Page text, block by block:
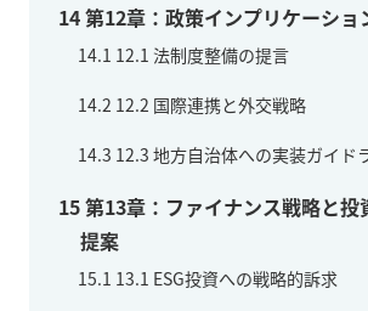
14第12章：政策インプリケーショ
14.1 12.1 法制度整備の提言
14.2 12.2 国際連携と外交戦略
14.3 12.3 地方自治体への実装ガイド
15第13章：ファイナンス戦略と投
提案
15.1 13.1 ESG投資への戦略的訴求